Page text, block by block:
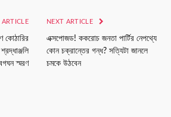
ARTICLE
কোঠারির
স্মরণ
NEXT ARTICLE
এক্সপোজড! ককরোচ জনতা পার্টির নেপথ্যে
কোন চক্রান্তের গন্ধ? সত্যিটা জানলে
চমকে উঠবেন